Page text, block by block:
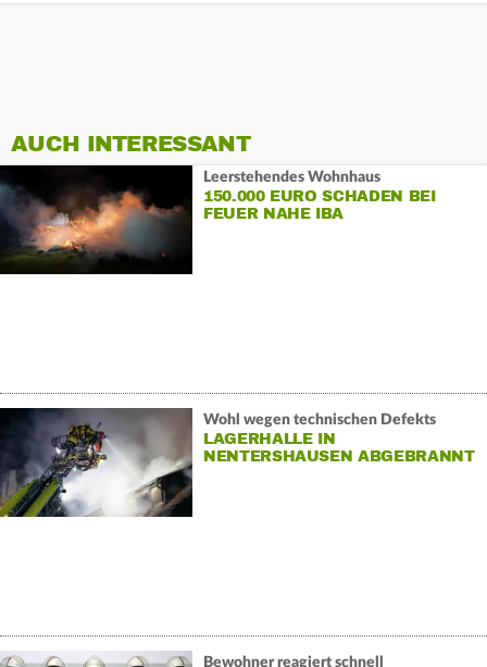
AUCH INTERESSANT
Leerstehendes Wohnhaus
150.000 EURO SCHADEN BEI
FEUER NAHE IBA
Wohl wegen technischen Defekts
LAGERHALLE IN
NENTERSHAUSEN ABGEBRANNT
Bewohner reagiert schnell